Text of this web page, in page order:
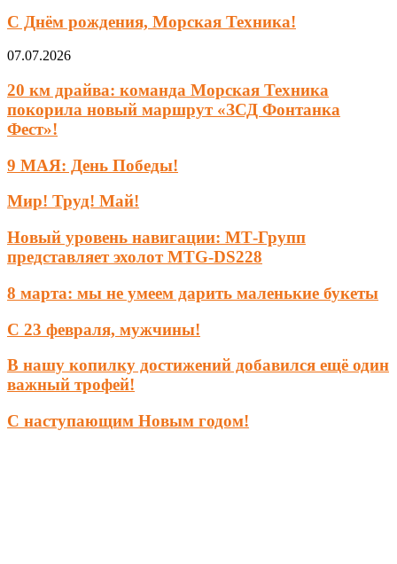
С Днём рождения, Морская Техника!
07.07.2026
20 км драйва: команда Морская Техника
покорила новый маршрут «ЗСД Фонтанка
Фест»!
9 МАЯ: День Победы!
Мир! Труд! Май!
Новый уровень навигации: МТ-Групп
представляет эхолот MTG-DS228
8 марта: мы не умеем дарить маленькие букеты
С 23 февраля, мужчины!
В нашу копилку достижений добавился ещё один
важный трофей!
С наступающим Новым годом!